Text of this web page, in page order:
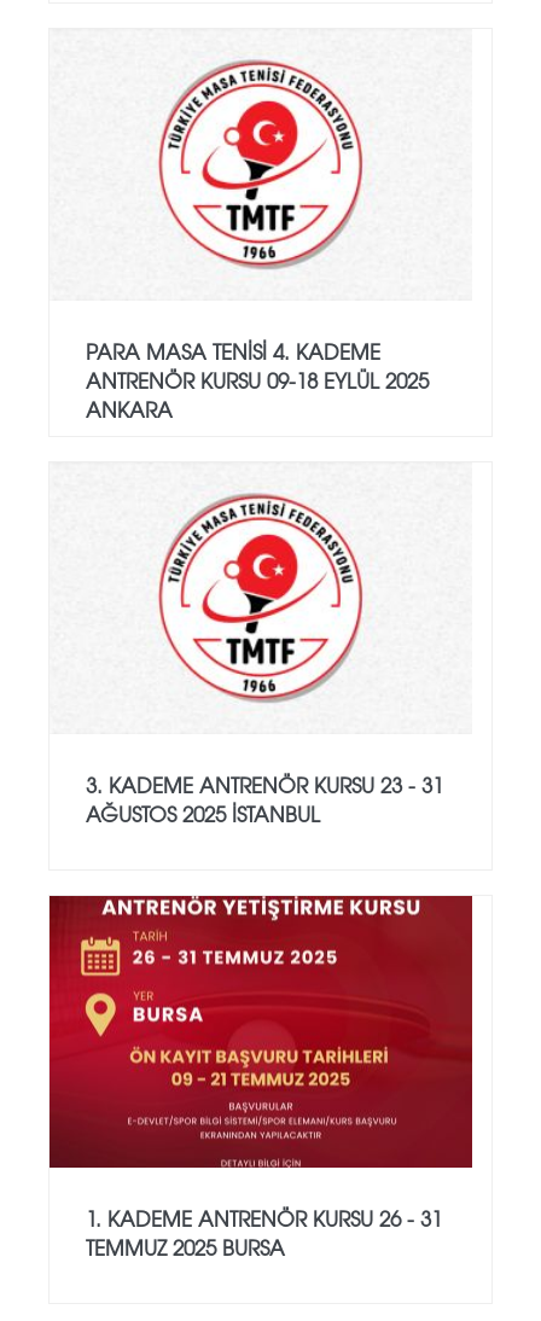
PARA MASA TENISI 4. KADEME
ANTRENÖR KURSU 09-18 EYLÜL 2025
ANKARA
3. KADEME ANTRENÖR KURSU 23 - 31
AĞUSTOS 2025 İSTANBUL
1. KADEME ANTRENÖR KURSU 26 - 31
TEMMUZ 2025 BURSA